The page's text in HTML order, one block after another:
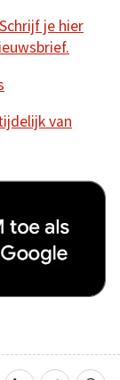
je hier
van